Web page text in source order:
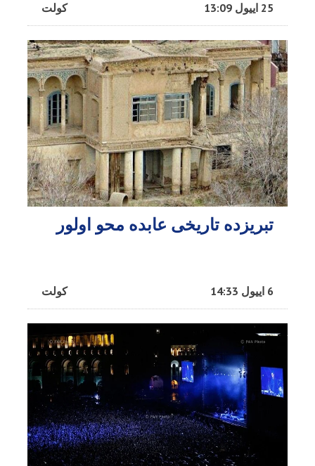
کولت 25 اییول 13:09
تبریزده تاریخی عابده محو اولور
کولت 6 اییول 14:33